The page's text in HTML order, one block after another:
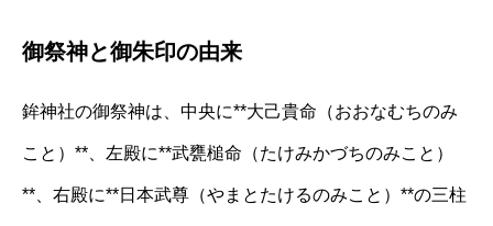
御祭神と御朱印の由来
鉾神社の御祭神は、中央に**大己貴命（おおなむちのみ
こと）**、左殿に**武甕槌命（たけみかづちのみこと）
**、右殿に**日本武尊（やまとたけるのみこと）**の三柱